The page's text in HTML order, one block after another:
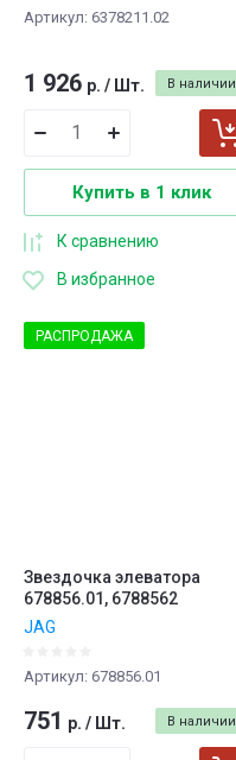
Артикул: 6378211.02
В наличии
1 926 р. / Шт.
Купить в 1 клик
К сравнению
В избранное
РАСПРОДАЖА
Звездочка элеватора
678856.01, 6788562
JAG
Артикул: 678856.01
В наличии
751 р. / Шт.